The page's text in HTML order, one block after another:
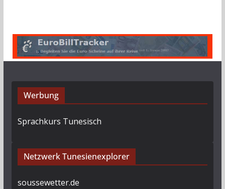
Werbung
Sprachkurs Tunesisch
Netzwerk Tunesienexplorer
soussewetter.de